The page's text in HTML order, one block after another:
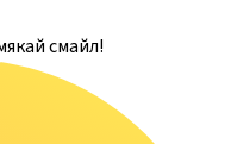
смайл!